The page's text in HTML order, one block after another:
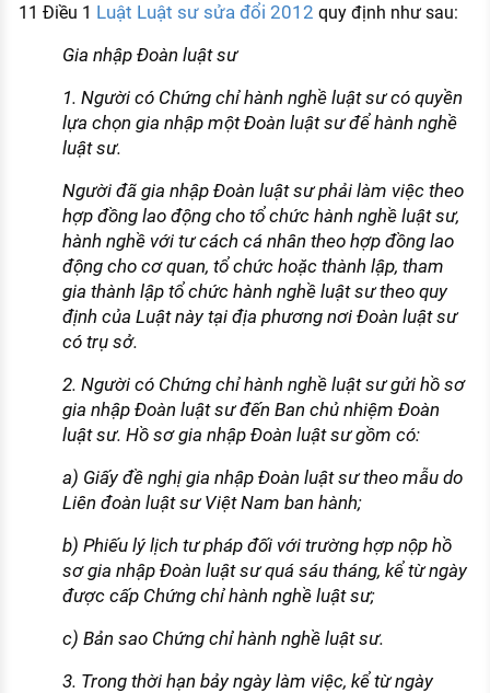
11 Điều 1 Luật Luật sư sửa đổi 2012 quy định như sau:
Gia nhập Đoàn luật sư
1. Người có Chứng chỉ hành nghề luật sư có quyền
lựa chọn gia nhập một Đoàn luật sư để hành nghề
luật sư.
Người đã gia nhập Đoàn luật sư phải làm việc theo
hợp đồng lao động cho tổ chức hành nghề luật sư,
hành nghề với tư cách cá nhân theo hợp đồng lao
động cho cơ quan, tổ chức hoặc thành lập, tham
gia thành lập tổ chức hành nghề luật sư theo quy
định của Luật này tại địa phương nơi Đoàn luật sư
có trụ sở.
2. Người có Chứng chỉ hành nghề luật sư gửi hồ sơ
gia nhập Đoàn luật sư đến Ban chủ nhiệm Đoàn
luật sư. Hồ sơ gia nhập Đoàn luật sư gồm có:
a) Giấy đề nghị gia nhập Đoàn luật sư theo mẫu do
Liên đoàn luật sư Việt Nam ban hành;
b) Phiếu lý lịch tư pháp đối với trường hợp nộp hồ
sơ gia nhập Đoàn luật sư quá sáu tháng, kể từ ngày
được cấp Chứng chỉ hành nghề luật sư;
c) Bản sao Chứng chỉ hành nghề luật sư.
3. Trong thời hạn bảy ngày làm việc, kể từ ngày